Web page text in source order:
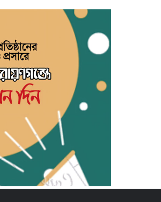
নারায়ণগঞ্জকে বিশেষ জেলা ঘোষণা ও
প্রিপেইড মিটার বন্ধসহ ৫ দফা দাবিতে
গ্যাস-বিদ্যুৎ সংকট ও দ্রব্যমূল্যের
ঊর্ধ্বগতির প্রতিবাদে ডিসির মাধ্যমে
প্রধানমন্ত্রীর কাছে ১১ দলীয় ঐক্যের
স্মারকলিপি
শামসুজ্জোহা উচ্চ বিদ্যালয়ের সভাপতি
নির্বাচিত হওয়ায় মাসুদ কবীরকে
বিএনপি নেতাদের ফুলেল শুভেচ্ছা
সরকারি তোলারাম কলেজে জুলাই
গণঅভ্যুত্থানের শহীদদের স্মরণ:
সবাইকে ঐক্যবদ্ধ থাকার আহ্বান
অধ্যক্ষের